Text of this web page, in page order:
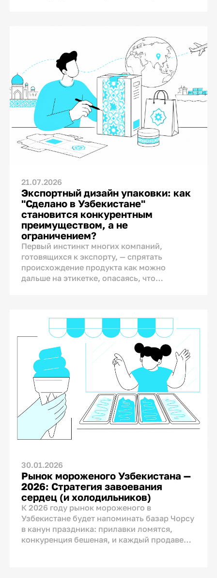
бренда с покупателем. И на этот диалог у
бренда есть всего несколько секунд.
21.07.2026
Экспортный дизайн упаковки: как
"Сделано в Узбекистане"
становится конкурентным
преимуществом, а не
ограничением?
Первый инстинкт многих компаний,
готовящихся к экспорту, — спрятать
происхождение продукта как можно
дальше на этикетке, опасаясь, что
исследованиями. Страна происхождения —
не автоматический минус, который нужно
маскировать, а один из немногих активов
бренда, которым не может воспользоваться
ни один конкурент из другой страны.
Вопрос не в том, показывать её или нет, а в
том, как именно.
30.01.2026
Рынок мороженого Узбекистана —
2026: Стратегия завоевания
сердец (и холодильников)
К 2026 году рынок мороженого в
Узбекистане будет напоминать базар Чорсу
в канун праздника: прилавки ломятся,
конкуренция бешеная, и каждый продавец